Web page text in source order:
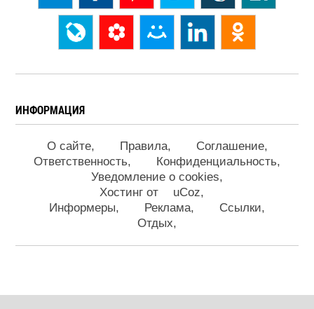
ИНФОРМАЦИЯ
О сайте Правила
Соглашение
Ответственность
Конфиденциальность
Уведомление о cookies
Хостинг от
uCoz
Информеры
Реклама
Ссылки
Отдых